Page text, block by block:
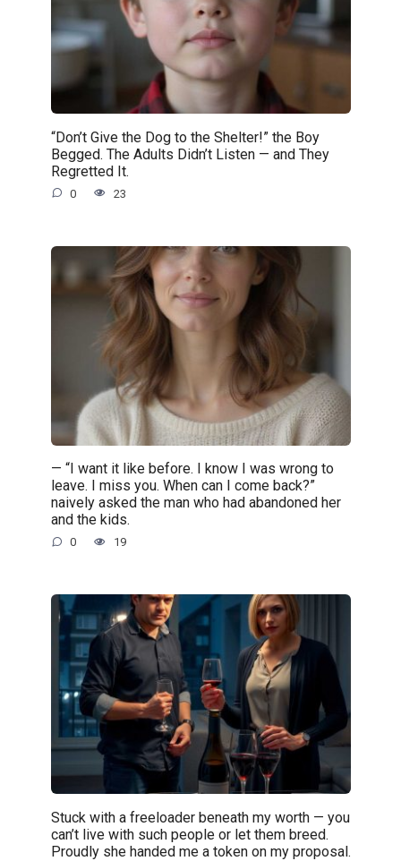
“Don’t Give the Dog to the Shelter!” the Boy
Begged. The Adults Didn’t Listen — and They
Regretted It.
0 23
— “I want it like before. I know I was wrong to
leave. I miss you. When can I come back?”
naively asked the man who had abandoned her
and the kids.
0 19
Stuck with a freeloader beneath my worth — you
can’t live with such people or let them breed.
Proudly she handed me a token on my proposal.